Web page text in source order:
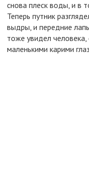
снова плеск воды, и в
Теперь путник
выдры, и передние
тоже увидел
маленькими карими